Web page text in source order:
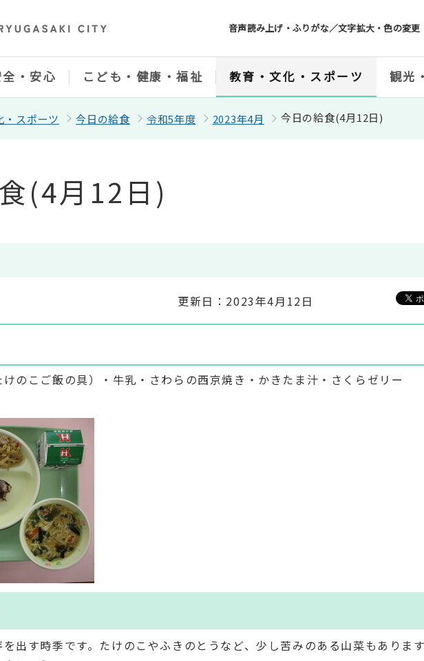
音声読み上げ・ふりがな／文字拡大・色の変更
全・安心 こども・健康・福祉 教育・文化・スポーツ 観光
・スポーツ 今日の給食 令和5年度 2023年4月 今日の給食(4月12日)
(4月12日)
更新日：2023年4月12日
のこご飯の具）・牛乳・さわらの西京焼き・かきたま汁・さくらゼリー
出す時季です。たけのこやふきのとうなど、少し苦みのある山菜もあります